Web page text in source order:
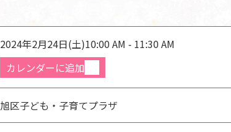
2024年2月24日(土)10:00 AM - 11:30 AM
カレンダーに追加
旭区子ども・子育てプラザ